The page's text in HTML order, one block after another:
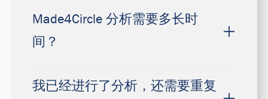
Made4Circle 分析需要多长时
间？
我已经进行了分析，还需要重复